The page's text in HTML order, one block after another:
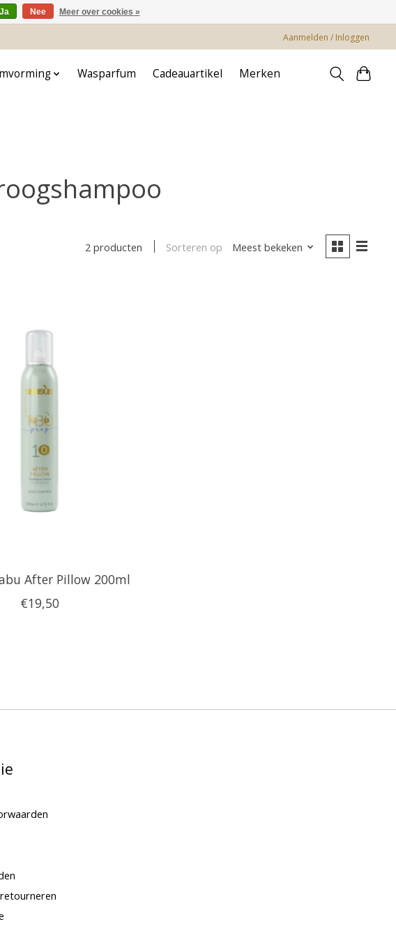
Aanmelden / Inloggen
Wasparfum Cadeauartikel Merken
2 producten Sorteren op Meest bekeken
After Pillow 200ml
€19,50
Ja Nee Meer over cookies »